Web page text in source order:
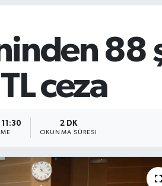
88
ceza
2 DK
OKUNMA SÜRESI